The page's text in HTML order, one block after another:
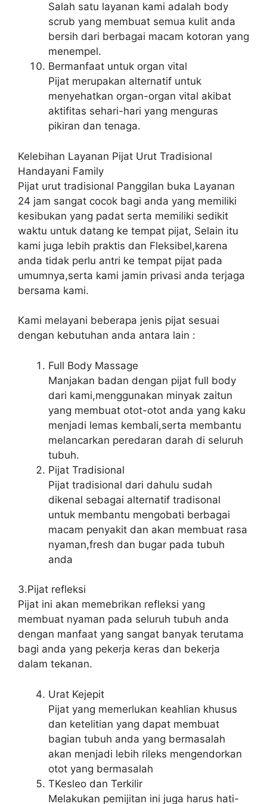
Salah satu layanan kami adalah body
scrub yang membuat semua kulit anda
bersih dari berbagai macam kotoran yang
menempel.
Bermanfaat untuk organ vital
Pijat merupakan alternatif untuk
menyehatkan organ-organ vital akibat
aktifitas sehari-hari yang menguras
pikiran dan tenaga.
Kelebihan Layanan Pijat Urut Tradisional
Handayani Family
Pijat urut tradisional Panggilan buka Layanan
24 jam sangat cocok bagi anda yang memiliki
kesibukan yang padat serta memiliki sedikit
waktu untuk datang ke tempat pijat, Selain itu
kami juga lebih praktis dan Fleksibel,karena
anda tidak perlu antri ke tempat pijat pada
umumnya,serta kami jamin privasi anda terjaga
bersama kami.
Kami melayani beberapa jenis pijat sesuai
dengan kebutuhan anda antara lain :
Full Body Massage
Manjakan badan dengan pijat full body
dari kami,menggunakan minyak zaitun
yang membuat otot-otot anda yang kaku
menjadi lemas kembali,serta membantu
melancarkan peredaran darah di seluruh
tubuh.
Pijat Tradisional
Pijat tradisional dari dahulu sudah
dikenal sebagai alternatif tradisonal
untuk membantu mengobati berbagai
macam penyakit dan akan membuat rasa
nyaman,fresh dan bugar pada tubuh
anda
3.Pijat refleksi
Pijat ini akan memebrikan refleksi yang
membuat nyaman pada seluruh tubuh anda
dengan manfaat yang sangat banyak terutama
bagi anda yang pekerja keras dan bekerja
dalam tekanan.
Urat Kejepit
Pijat yang memerlukan keahlian khusus
dan ketelitian yang dapat membuat
bagian tubuh anda yang bermasalah
akan menjadi lebih rileks mengendorkan
otot yang bermasalah
TKesleo dan Terkilir
Melakukan pemijitan ini juga harus hati-